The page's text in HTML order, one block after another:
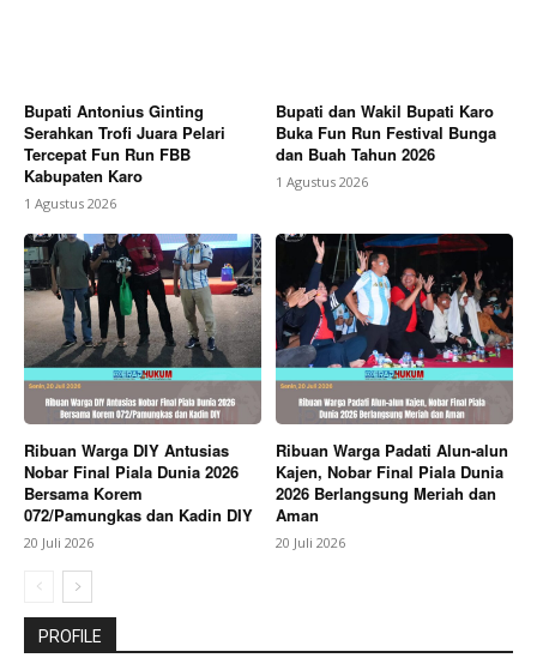
Bupati Antonius Ginting
Serahkan Trofi Juara Pelari
Tercepat Fun Run FBB
Kabupaten Karo
1 Agustus 2026
Bupati dan Wakil Bupati Karo
Buka Fun Run Festival Bunga
dan Buah Tahun 2026
1 Agustus 2026
Ribuan Warga DIY Antusias
Nobar Final Piala Dunia 2026
Bersama Korem
072/Pamungkas dan Kadin DIY
20 Juli 2026
Ribuan Warga Padati Alun-alun
Kajen, Nobar Final Piala Dunia
2026 Berlangsung Meriah dan
Aman
20 Juli 2026
PROFILE